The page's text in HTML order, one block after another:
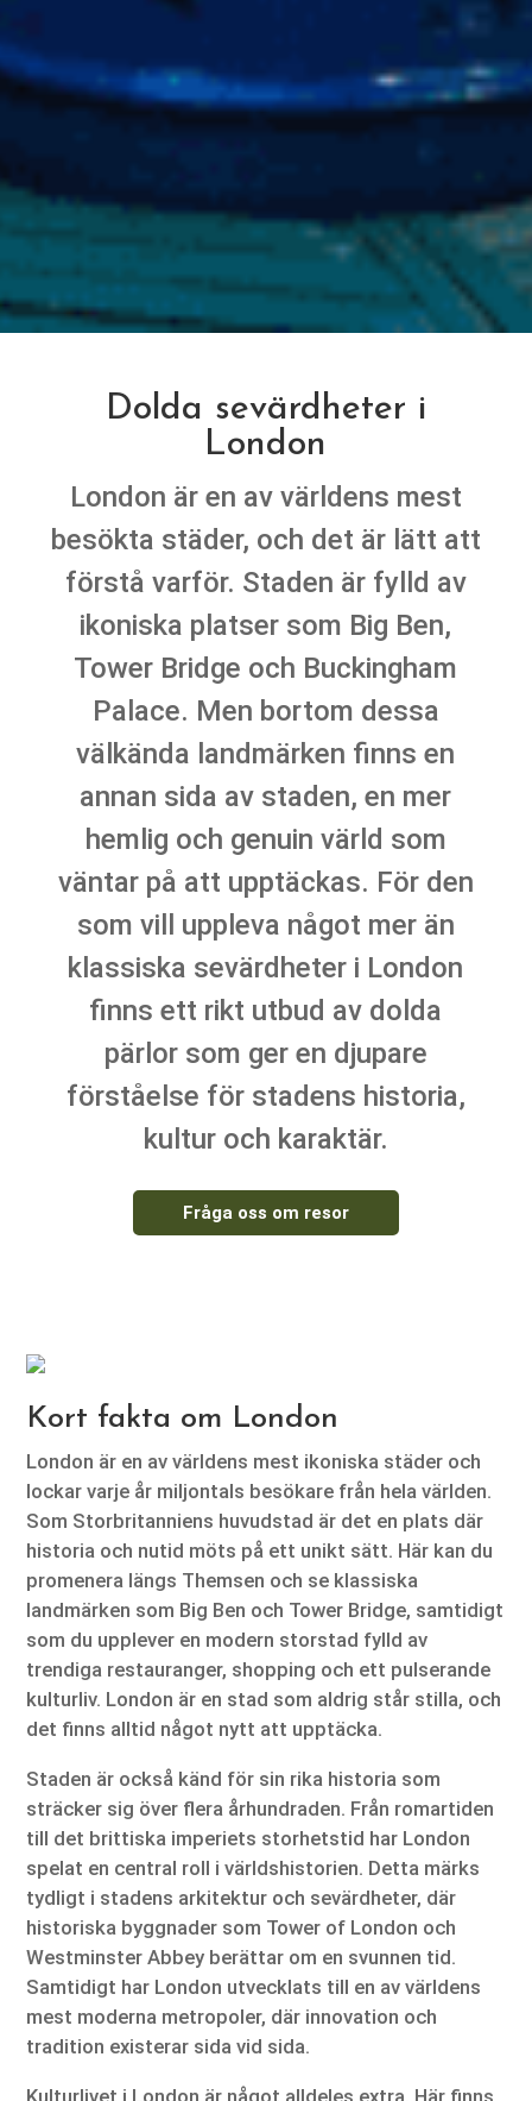
Dolda sevärdheter i
London
London är en av världens mest
besökta städer, och det är lätt att
förstå varför. Staden är fylld av
ikoniska platser som Big Ben,
Tower Bridge och Buckingham
Palace. Men bortom dessa
välkända landmärken finns en
annan sida av staden, en mer
hemlig och genuin värld som
väntar på att upptäckas. För den
som vill uppleva något mer än
klassiska sevärdheter i London
finns ett rikt utbud av dolda
pärlor som ger en djupare
förståelse för stadens historia,
kultur och karaktär.
Fråga oss om resor
Kort fakta om London
London är en av världens mest ikoniska städer och
lockar varje år miljontals besökare från hela världen.
Som Storbritanniens huvudstad är det en plats där
historia och nutid möts på ett unikt sätt. Här kan du
promenera längs Themsen och se klassiska
landmärken som Big Ben och Tower Bridge, samtidigt
som du upplever en modern storstad fylld av
trendiga restauranger, shopping och ett pulserande
kulturliv. London är en stad som aldrig står stilla, och
det finns alltid något nytt att upptäcka.
Staden är också känd för sin rika historia som
sträcker sig över flera århundraden. Från romartiden
till det brittiska imperiets storhetstid har London
spelat en central roll i världshistorien. Detta märks
tydligt i stadens arkitektur och sevärdheter, där
historiska byggnader som Tower of London och
Westminster Abbey berättar om en svunnen tid.
Samtidigt har London utvecklats till en av världens
mest moderna metropoler, där innovation och
tradition existerar sida vid sida.
Kulturlivet i London är något alldeles extra. Här finns